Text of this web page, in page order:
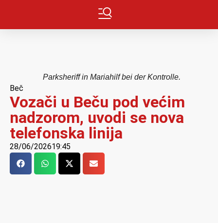
Parksheriff in Mariahilf bei der Kontrolle.
Beč
Vozači u Beču pod većim
nadzorom, uvodi se nova
telefonska linija
28/06/202619:45